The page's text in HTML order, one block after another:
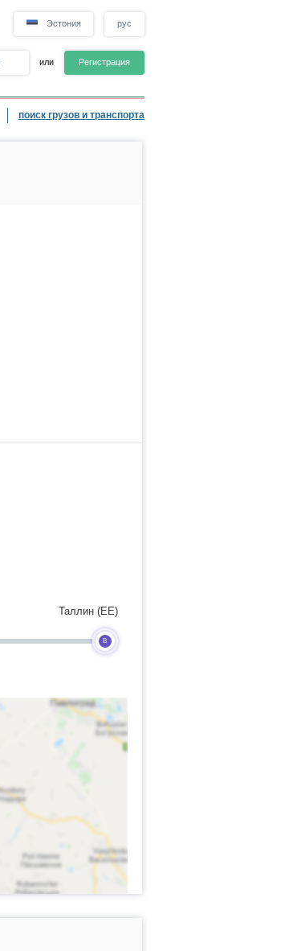
Эстония рус
или Регистрация
поиск грузов и транспорта
B
Таллин (EE)